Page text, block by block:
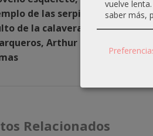
de las serpientes, Paul
de la calavera, Henry
Arthur Machen
Relacionados
vuelve
saber más,